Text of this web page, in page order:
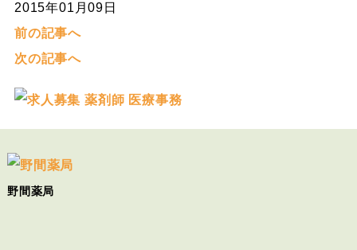
2015年01月09日
前の記事へ
次の記事へ
野間薬局